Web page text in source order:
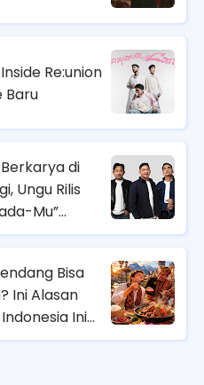
Re:union
Baru
di
Ungu Rilis
Mu”
2026
Bisa
Ini Alasan
Ini
Jatuh Cinta, N